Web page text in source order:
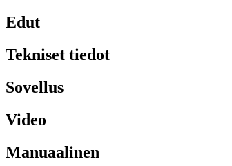
Edut
Tekniset tiedot
Sovellus
Video
Manuaalinen